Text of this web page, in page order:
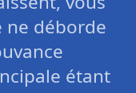
ne déborde
étant